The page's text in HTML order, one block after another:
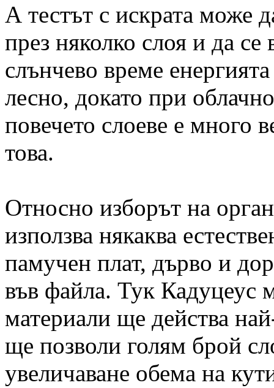
А тестът с искрата може
през няколко слоя и да
слънчево време
лесно, докато при
повечето слоеве е много
това.
Относно изборът на
използва някаква
памучен плат, дърво и
във файла. Тук Кадуцеус
материали ще действа
ще позволи голям брой
увеличаване обема на